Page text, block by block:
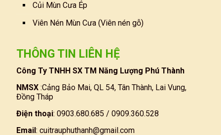
Củi Mùn Cưa Ép
Viên Nén Mùn Cưa (Viên nén gỗ)
THÔNG TIN LIÊN HỆ
Công Ty TNHH SX TM Năng Lượng Phú Thành
NMSX :Cảng Bảo Mai, QL 54, Tân Thành, Lai Vung,
Đồng Tháp
Điện thoại: 0903.680.685 / 0909.360.528
Email: cuitrauphuthanh@gmail.com